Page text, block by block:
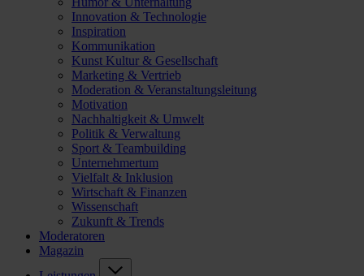
Innovation & Technologie
Inspiration
Kommunikation
Kunst Kultur & Gesellschaft
Marketing & Vertrieb
Moderation & Veranstaltungsleitung
Motivation
Nachhaltigkeit & Umwelt
Politik & Verwaltung
Sport & Teambuilding
Unternehmertum
Vielfalt & Inklusion
Wirtschaft & Finanzen
Wissenschaft
Zukunft & Trends
Moderatoren
Magazin